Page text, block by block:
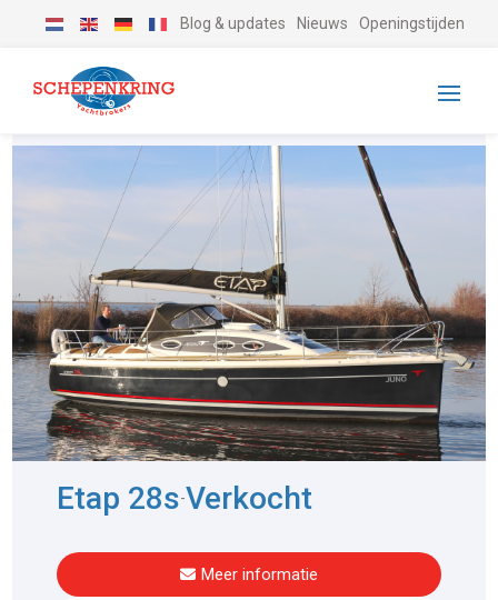
Blog & updates Nieuws Openingstijden
Etap 28s-Verkocht
Meer informatie